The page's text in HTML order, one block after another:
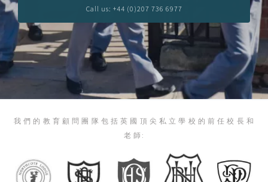
Call us: +44 (0)207 736 6977
我 們 的 教 育 顧 問 團 隊 包 括 英 國 頂 尖 私 立 學 校 的 前 任 校 長 和
老 師: